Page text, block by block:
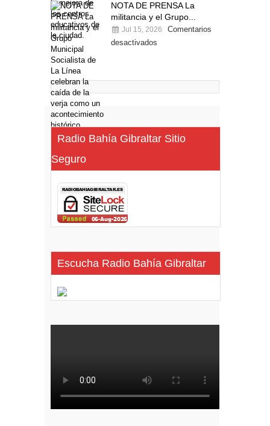
NOTA DE PRENSA La
militancia y el Grupo...
Jul 15, 2026
Comentarios
desactivados
Radio Bahía Gibraltar Sitio
Seguro
Escucha Radio Bahía Gibraltar